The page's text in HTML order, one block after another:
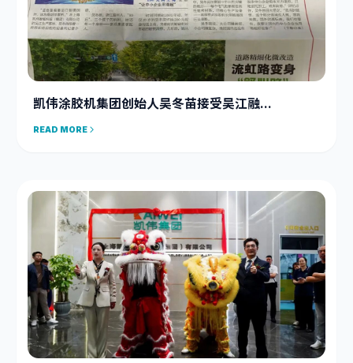
凯伟涂胶机集团创始人吴冬苗接受吴江融...
READ MORE